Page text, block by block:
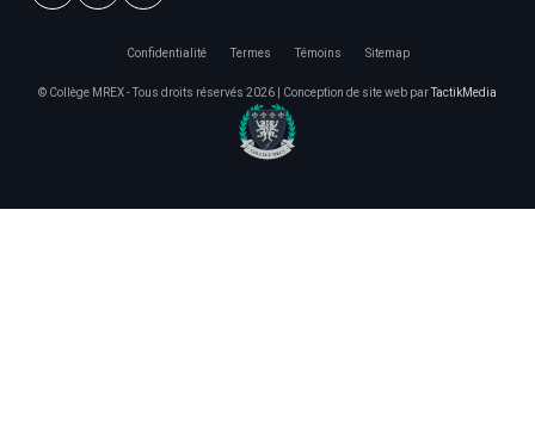
© Collège MREX - Tous droits réservés 2026 | Conception de site web parTactikMedia
Confidentialité Termes Témoins Sitemap